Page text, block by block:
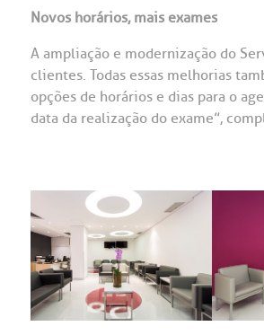
Novos horários, mais exames
A ampliação e modernização do
clientes. Todas essas melhorias
opções de horários e dias para o
data da realização do exame”,